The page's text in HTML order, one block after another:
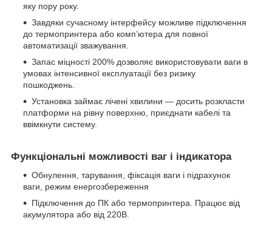
яку пору року.
Завдяки сучасному інтерфейсу можливе підключення
до термопринтера або комп’ютера для повної
автоматизації зважування.
Запас міцності 200% дозволяє використовувати ваги в
умовах інтенсивної експлуатації без ризику
пошкоджень.
Установка займає лічені хвилини — досить розкласти
платформи на рівну поверхню, приєднати кабелі та
ввімкнути систему.
Функціональні можливості ваг і індикатора
Обнулення, тарування, фіксація ваги і підрахунок
ваги, режим енергозбереження
Підключення до ПК або термопринтера. Працює від
акумулятора або від 220В.